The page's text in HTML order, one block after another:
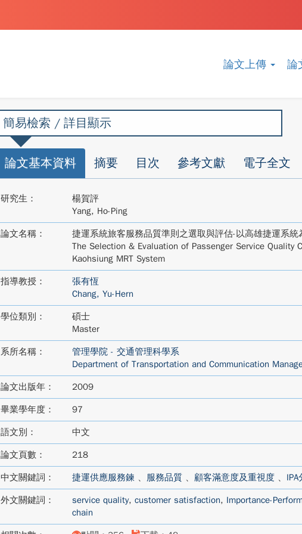
論文上傳 論
簡易檢索 / 詳目顯示
論文基本資料 摘要 目次 參考文獻 電子全文
研究生：
楊賀評
Yang, Ho-Ping
論文名稱：
捷運系統旅客服務品質準則之選取與評估-以高雄捷運系統
The Selection & Evaluation of Passenger Service Quality
Kaohsiung MRT System
指導教授：
張有恆
Chang, Yu-Hern
學位類別：
碩士
Master
系所名稱：
管理學院 - 交通管理科學系
Department of Transportation and Communication
論文出版年： 2009
畢業學年度： 97
語文別： 中文
論文頁數： 218
中文關鍵詞： 捷運供應服務鍊 、 服務品質、 顧客滿意度及重視度、 IPA
外文關鍵詞： service quality, customer satisfaction, Importance-
chain